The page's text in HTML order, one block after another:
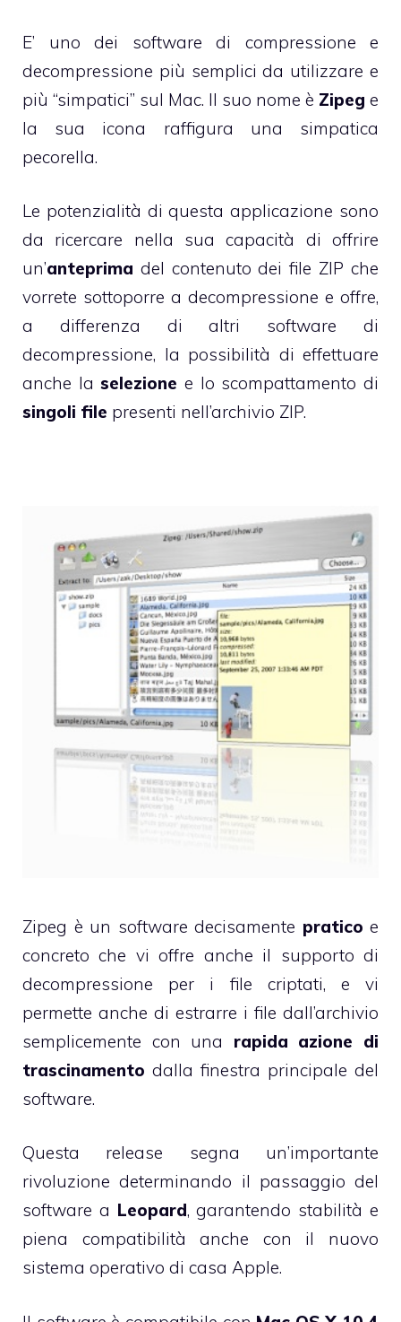
E’ uno dei software di compressione e
decompressione più semplici da utilizzare e
più “simpatici” sul Mac. Il suo nome è Zipeg e
la sua icona raffigura una simpatica
pecorella.
Le potenzialità di questa applicazione sono
da ricercare nella sua capacità di offrire
un’anteprima del contenuto dei file ZIP che
vorrete sottoporre a decompressione e offre,
a differenza di altri software di
decompressione, la possibilità di effettuare
anche laselezione e lo scompattamento di
singoli file presenti nell’archivio ZIP.
Zipeg è un software decisamente pratico e
concreto che vi offre anche il supporto di
decompressione per i file criptati, e vi
permette anche di estrarre i file dall’archivio
semplicemente con una rapida azione di
trascinamento dalla finestra principale del
software.
Questa release segna un’importante
rivoluzione determinando il passaggio del
software a Leopard, garantendo stabilità e
piena compatibilità anche con il nuovo
sistema operativo di casa Apple.